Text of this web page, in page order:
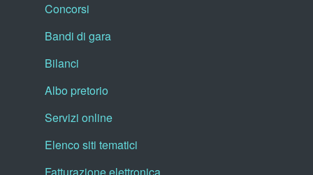
Concorsi
Bandi di gara
Bilanci
Albo pretorio
Servizi online
Elenco siti tematici